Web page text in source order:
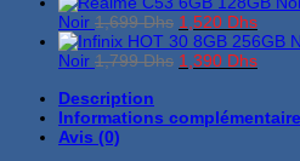
Noir 1,699Dhs Le
prix
initial
1,520 DhsLe
prix
actuel
Noir 1,799Dhs Le
était :
1,390 DhsLe
est :
Description
Informations
Avis (0)